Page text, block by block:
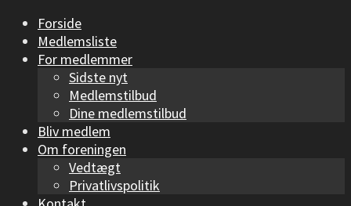
Forside
Medlemsliste
For medlemmer
Sidste nyt
Medlemstilbud
Dine medlemstilbud
Bliv medlem
Om foreningen
Vedtægt
Privatlivspolitik